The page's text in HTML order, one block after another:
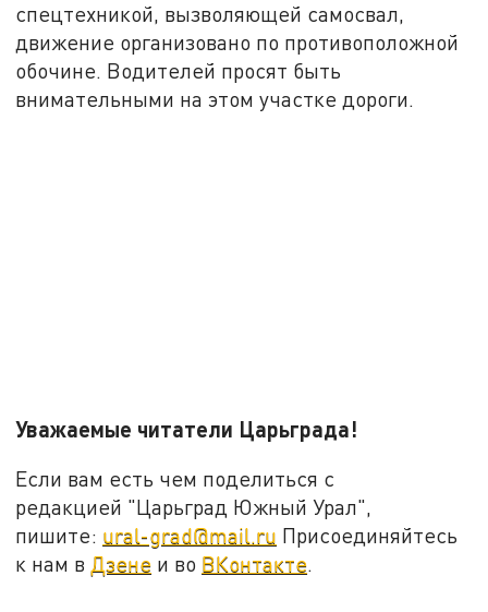
спецтехникой, вызволяющей самосвал,
движение организовано по противоположной
обочине. Водителей просят быть
внимательными на этом участке дороги.
Уважаемые читатели Царьграда!
Если вам есть чем поделиться с
редакцией "Царьград Южный Урал",
пишите: ural-grad@mail.ru Присоединяйтесь
к нам в Дзене и во ВКонтакте.